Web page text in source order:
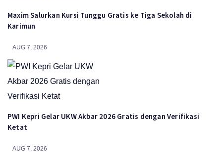
Maxim Salurkan Kursi Tunggu Gratis ke Tiga Sekolah di
Karimun
AUG 7, 2026
PWI Kepri Gelar UKW Akbar 2026 Gratis dengan Verifikasi
Ketat
AUG 7, 2026